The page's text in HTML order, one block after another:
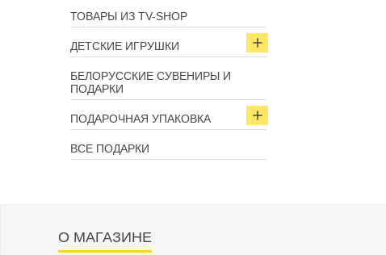
ТОВАРЫ ИЗ TV-SHOP
ДЕТСКИЕ ИГРУШКИ
БЕЛОРУССКИЕ СУВЕНИРЫ И
ПОДАРКИ
ПОДАРОЧНАЯ УПАКОВКА
ВСЕ ПОДАРКИ
О МАГАЗИНЕ